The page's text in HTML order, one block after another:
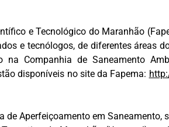
e Tecnológico do Maranhão
e tecnólogos, de diferentes áreas
Companhia de Saneamento
disponíveis no site da Fapema:
de Aperfeiçoamento em Saneamento,